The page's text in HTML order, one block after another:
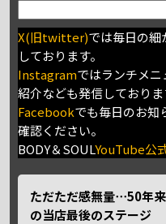
X(旧twitter)では毎日の細
しております。
Instagramではランチメ
紹介なども発信しておりま
Facebookでも毎日のお知
確認ください。
BODY＆SOULYouTube公
ただただ感無量⋯50年
の当店最後のステージ